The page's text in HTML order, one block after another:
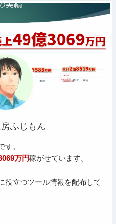
ふじもん
す。
万円稼がせています。
役立つツール情報を配布して